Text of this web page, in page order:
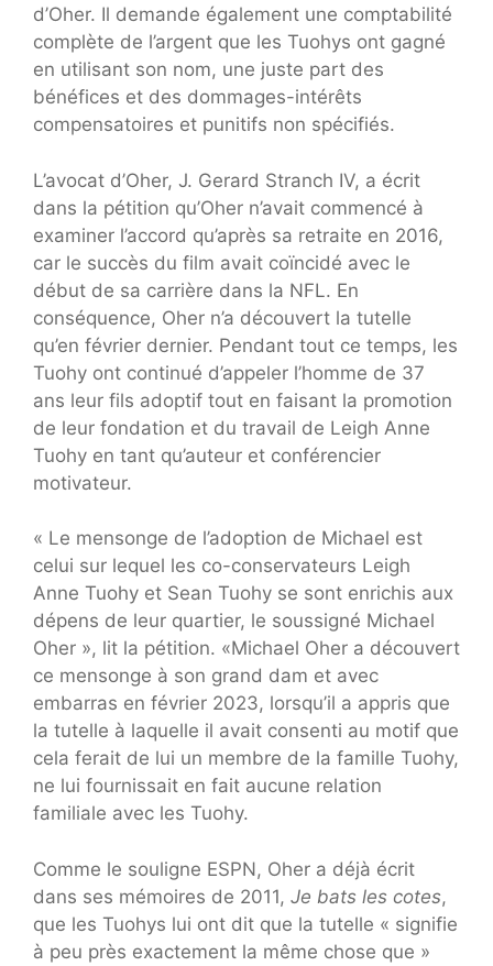
d’Oher. Il demande également une comptabilité
complète de l’argent que les Tuohys ont gagné
en utilisant son nom, une juste part des
bénéfices et des dommages-intérêts
compensatoires et punitifs non spécifiés.
L’avocat d’Oher, J. Gerard Stranch IV, a écrit
dans la pétition qu’Oher n’avait commencé à
examiner l’accord qu’après sa retraite en 2016,
car le succès du film avait coïncidé avec le
début de sa carrière dans la NFL. En
conséquence, Oher n’a découvert la tutelle
qu’en février dernier. Pendant tout ce temps, les
Tuohy ont continué d’appeler l’homme de 37
ans leur fils adoptif tout en faisant la promotion
de leur fondation et du travail de Leigh Anne
Tuohy en tant qu’auteur et conférencier
motivateur.
« Le mensonge de l’adoption de Michael est
celui sur lequel les co-conservateurs Leigh
Anne Tuohy et Sean Tuohy se sont enrichis aux
dépens de leur quartier, le soussigné Michael
Oher », lit la pétition. «Michael Oher a découvert
ce mensonge à son grand dam et avec
embarras en février 2023, lorsqu’il a appris que
la tutelle à laquelle il avait consenti au motif que
cela ferait de lui un membre de la famille Tuohy,
ne lui fournissait en fait aucune relation
familiale avec les Tuohy.
Comme le souligne ESPN, Oher a déjà écrit
dans ses mémoires de 2011, Je bats les cotes,
que les Tuohys lui ont dit que la tutelle « signifie
à peu près exactement la même chose que »